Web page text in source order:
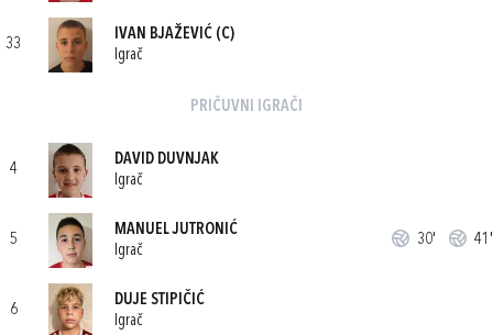
33
IVAN BJAŽEVIĆ (C)
Igrač
PRIČUVNI IGRAČI
4
DAVID DUVNJAK
Igrač
5
MANUEL JUTRONIĆ
Igrač
30' 41'
6
DUJE STIPIČIĆ
Igrač